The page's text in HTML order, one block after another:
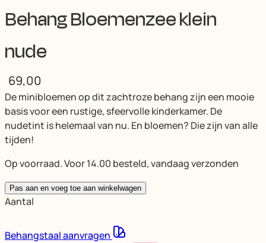
Behang Bloemenzee klein
nude
69,00
De minibloemen op dit zachtroze behang zijn een mooie
basis voor een rustige, sfeervolle kinderkamer. De
nudetint is helemaal van nu. En bloemen? Die zijn van alle
tijden!
Op voorraad. Voor 14.00 besteld, vandaag verzonden
Pas aan en voeg toe aan winkelwagen
Aantal
Behangstaal aanvragen